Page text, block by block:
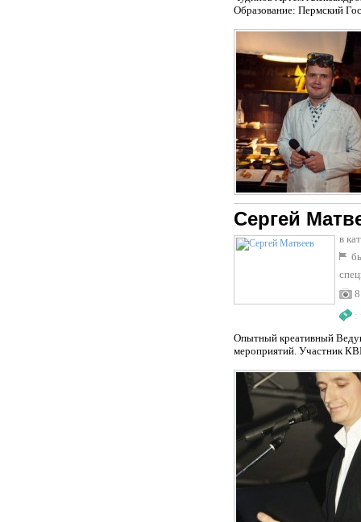
Образование: Пермский
Сергей
в
8
:
Опытный креативный
мероприятий. Участник